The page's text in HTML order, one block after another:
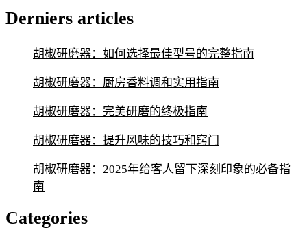
Derniers articles
胡椒研磨器：如何选择最佳型号的完整指南
胡椒研磨器：厨房香料调和实用指南
胡椒研磨器：完美研磨的终极指南
胡椒研磨器：提升风味的技巧和窍门
胡椒研磨器：2025年给客人留下深刻印象的必备指
南
Categories